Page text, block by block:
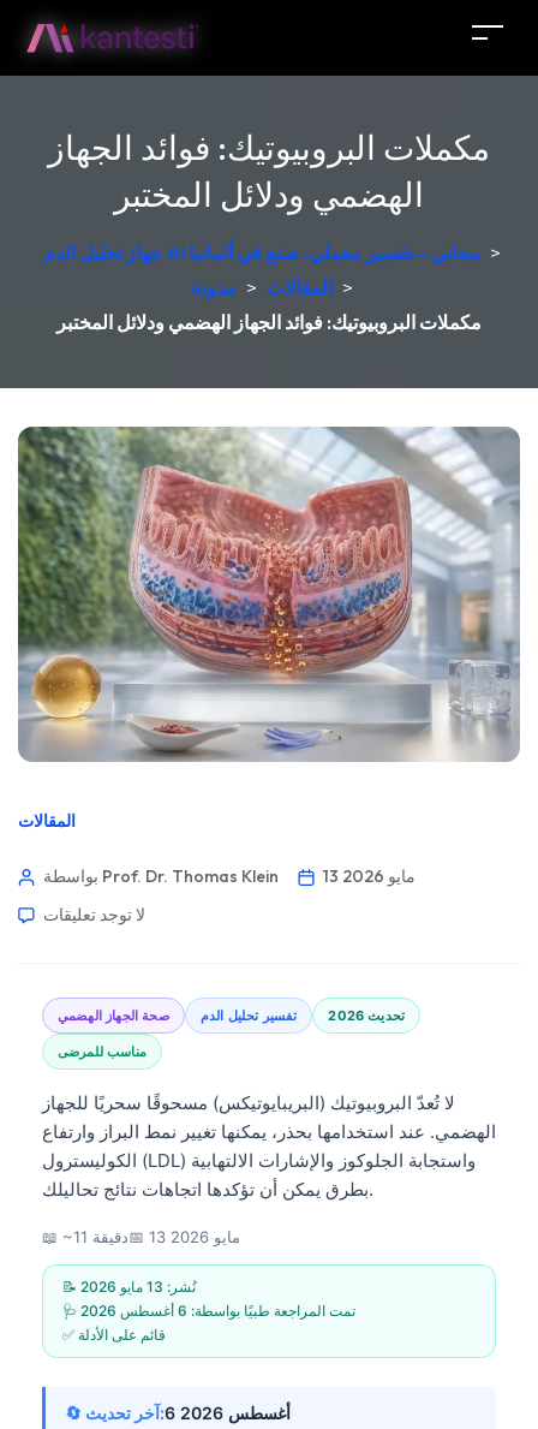
مكملات البروبيوتيك: فوائد الجهاز
الهضمي ودلائل المختبر
جهاز تحليل الدم AI مجاني – تفسير معملي، صنع في ألمانيا >
مدونة > المقالات >
مكملات البروبيوتيك: فوائد الجهاز الهضمي ودلائل المختبر
المقالات
بواسطة Prof. Dr. Thomas Klein
13 مايو 2026
لا توجد تعليقات
صحة الجهاز الهضمي تفسير تحليل الدم تحديث 2026
مناسب للمرضى
لا تُعدّ البروبيوتيك (البريبايوتيكس) مسحوقًا سحريًا للجهاز
الهضمي. عند استخدامها بحذر، يمكنها تغيير نمط البراز وارتفاع
الكوليسترول (LDL) واستجابة الجلوكوز والإشارات الالتهابية
بطرق يمكن أن تؤكدها اتجاهات نتائج تحاليلك.
📖 ~11 دقيقة📅 13 مايو 2026
📝 نُشر: 13 مايو 2026
🩺 تمت المراجعة طبيًا بواسطة: 6 أغسطس 2026
✅ قائم على الأدلة
🔄 آخر تحديث: 6 أغسطس 2026